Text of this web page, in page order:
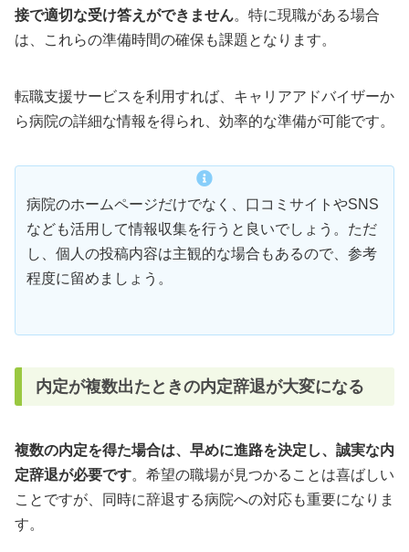
接で適切な受け答えができません。特に現職がある場合
は、これらの準備時間の確保も課題となります。
転職支援サービスを利用すれば、キャリアアドバイザーか
ら病院の詳細な情報を得られ、効率的な準備が可能です。
病院のホームページだけでなく、口コミサイトやSNS
なども活用して情報収集を行うと良いでしょう。ただ
し、個人の投稿内容は主観的な場合もあるので、参考
程度に留めましょう。
内定が複数出たときの内定辞退が大変になる
複数の内定を得た場合は、早めに進路を決定し、誠実な内
定辞退が必要です。希望の職場が見つかることは喜ばしい
ことですが、同時に辞退する病院への対応も重要になりま
す。